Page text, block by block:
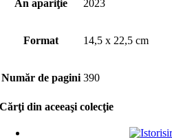
An apariţie 2023
Format 14,5 x 22,5 cm
Număr de pagini 390
Cărţi din aceeaşi colecţie